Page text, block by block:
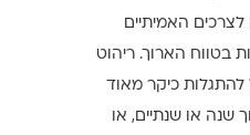
לצרכים האמיתיים
בטווח הארוך. ריהוט
להתגלות כיקר מאוד
שנה או שנתיים, או